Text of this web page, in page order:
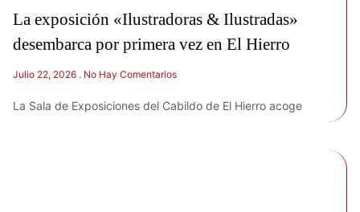
La exposición «Ilustradoras & Ilustradas»
desembarca por primera vez en El Hierro
Julio 22, 2026 No Hay Comentarios
La Sala de Exposiciones del Cabildo de El Hierro acoge